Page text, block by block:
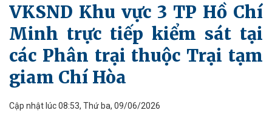
VKSND Khu vực 3 TP Hồ Chí
Minh trực tiếp kiểm sát tại
các Phân trại thuộc Trại tạm
giam Chí Hòa
Cập nhật lúc 08:53, Thứ ba, 09/06/2026